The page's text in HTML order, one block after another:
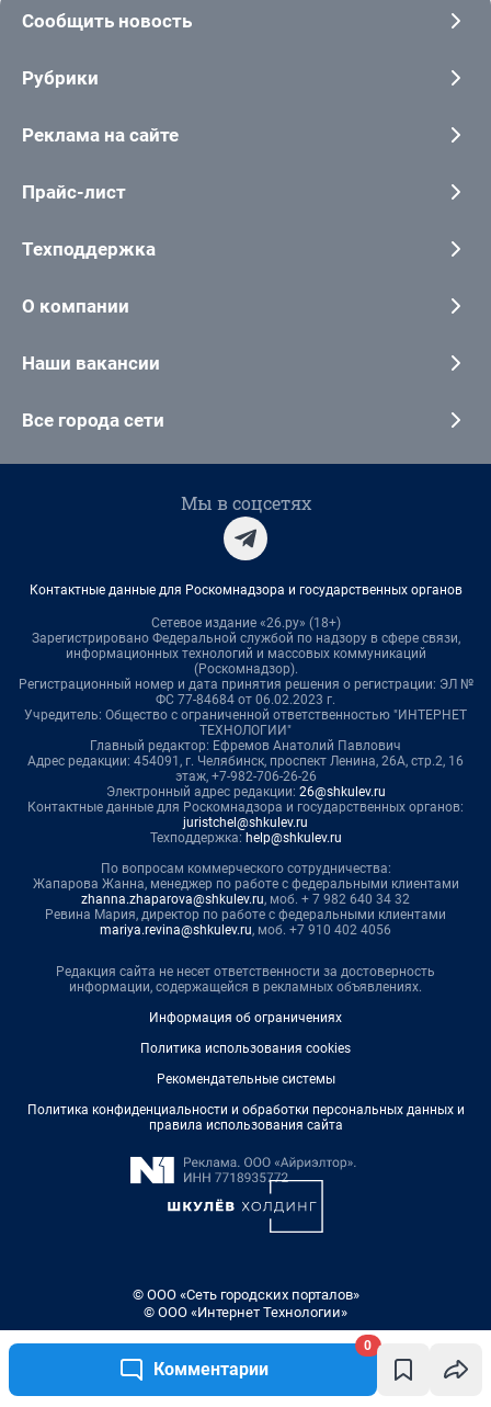
Комментарии
0
Сообщить новость
Рубрики
Реклама на сайте
Прайс-лист
Техподдержка
О компании
Наши вакансии
Все города сети
Мы в соцсетях
Контактные данные для Роскомнадзора и государственных органов
Сетевое издание «26.ру» (18+)
Зарегистрировано Федеральной службой по надзору в сфере связи,
информационных технологий и массовых коммуникаций
(Роскомнадзор).
Регистрационный номер и дата принятия решения о регистрации: ЭЛ №
ФС 77-84684 от 06.02.2023 г.
Учредитель: Общество с ограниченной ответственностью "ИНТЕРНЕТ
ТЕХНОЛОГИИ"
Главный редактор: Ефремов Анатолий Павлович
Адрес редакции: 454091, г. Челябинск, проспект Ленина, 26А, стр.2, 16
этаж, +7-982-706-26-26
Электронный адрес редакции: 26@shkulev.ru
Контактные данные для Роскомнадзора и государственных органов:
juristchel@shkulev.ru
Техподдержка: help@shkulev.ru
По вопросам коммерческого сотрудничества:
Жапарова Жанна, менеджер по работе с федеральными клиентами
zhanna.zhaparova@shkulev.ru, моб. + 7 982 640 34 32
Ревина Мария, директор по работе с федеральными клиентами
mariya.revina@shkulev.ru, моб. +7 910 402 4056
Редакция сайта не несет ответственности за достоверность
информации, содержащейся в рекламных объявлениях.
Информация об ограничениях
Политика использования cookies
Рекомендательные системы
Политика конфиденциальности и обработки персональных данных и
правила использования сайта
© ООО «Сеть городских порталов»
© ООО «Интернет Технологии»